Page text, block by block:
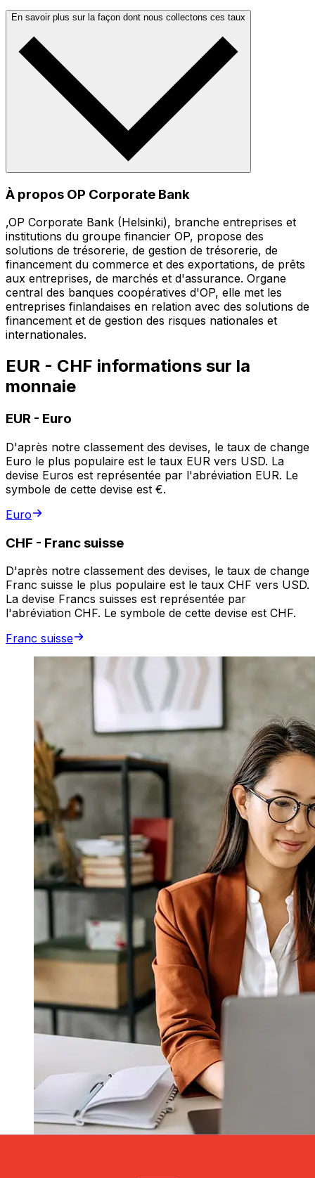
En savoir plus sur la façon dont nous collectons ces taux
À propos OP Corporate Bank
,OP Corporate Bank (Helsinki), branche entreprises et
institutions du groupe financier OP, propose des
solutions de trésorerie, de gestion de trésorerie, de
financement du commerce et des exportations, de prêts
aux entreprises, de marchés et d'assurance. Organe
central des banques coopératives d'OP, elle met les
entreprises finlandaises en relation avec des solutions de
financement et de gestion des risques nationales et
internationales.
EUR - CHF informations sur la
monnaie
EUR - Euro
D'après notre classement des devises, le taux de change
Euro le plus populaire est le taux EUR vers USD. La
devise Euros est représentée par l'abréviation EUR. Le
symbole de cette devise est €.
Euro
CHF - Franc suisse
D'après notre classement des devises, le taux de change
Franc suisse le plus populaire est le taux CHF vers USD.
La devise Francs suisses est représentée par
l'abréviation CHF. Le symbole de cette devise est CHF.
Franc suisse